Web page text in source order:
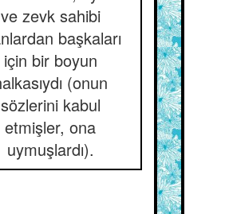
ve zevk sahibi
başkaları
için bir boyun
(onun
sözlerini kabul
etmişler, ona
uymuşlardı).